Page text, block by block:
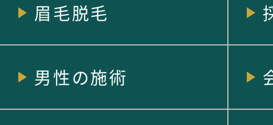
眉毛脱毛
男性の施術